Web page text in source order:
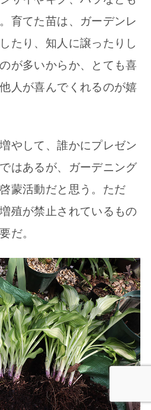
育てた苗は、ガーデンレ
たり、知人に譲ったりし
が多いからか、とても喜
人が喜んでくれるのが嬉
やして、誰かにプレゼン
はあるが、ガーデニング
蒙活動だと思う。ただ
殖が禁止されているもの
だ。